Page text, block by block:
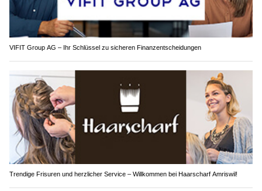
VIFIT Group AG – Ihr Schlüssel zu sicheren Finanzentscheidungen
Trendige Frisuren und herzlicher Service – Willkommen bei Haarscharf Amriswil!